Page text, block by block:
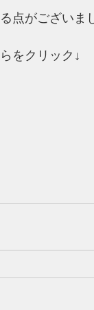
点がございま
をクリック↓